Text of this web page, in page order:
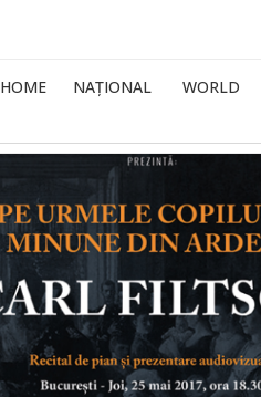
HOME NAȚIONAL WORLD